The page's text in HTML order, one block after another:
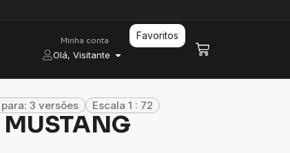
Minha conta
Olá, Visitante
Favoritos
3 versões Escala 1 : 72